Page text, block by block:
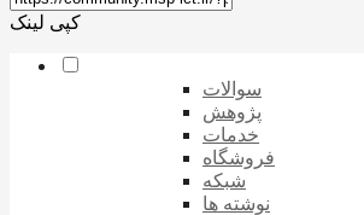
کپی لینک
سوالات
پژوهش
خدمات
فروشگاه
شبکه
نوشته ها